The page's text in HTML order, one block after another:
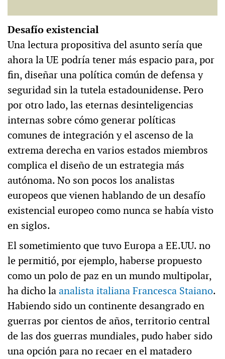
Desafío existencial
Una lectura propositiva del asunto sería que
ahora la UE podría tener más espacio para, por
fin, diseñar una política común de defensa y
seguridad sin la tutela estadounidense. Pero
por otro lado, las eternas desinteligencias
internas sobre cómo generar políticas
comunes de integración y el ascenso de la
extrema derecha en varios estados miembros
complica el diseño de un estrategia más
autónoma. No son pocos los analistas
europeos que vienen hablando de un desafío
existencial europeo como nunca se había visto
en siglos.
El sometimiento que tuvo Europa a EE.UU. no
le permitió, por ejemplo, haberse propuesto
como un polo de paz en un mundo multipolar,
ha dicho laanalista italiana Francesca Staiano.
Habiendo sido un continente desangrado en
guerras por cientos de años, territorio central
de las dos guerras mundiales, pudo haber sido
una opción para no recaer en el matadero